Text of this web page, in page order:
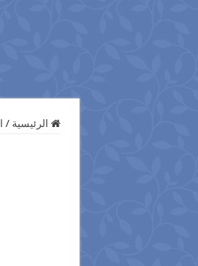
الرئيسية /